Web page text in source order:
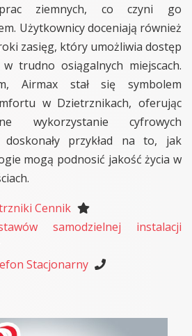
prac ziemnych, co czyni go
Użytkownicy doceniają również
zasięg, który umożliwia dostęp
trudno osiągalnych miejscach.
Airmax stał się symbolem
w Dzietrznikach, oferując
wykorzystanie cyfrowych
przykład na to, jak
mogą podnosić jakość życia w
Cennik
samodzielnej instalacji
Stacjonarny